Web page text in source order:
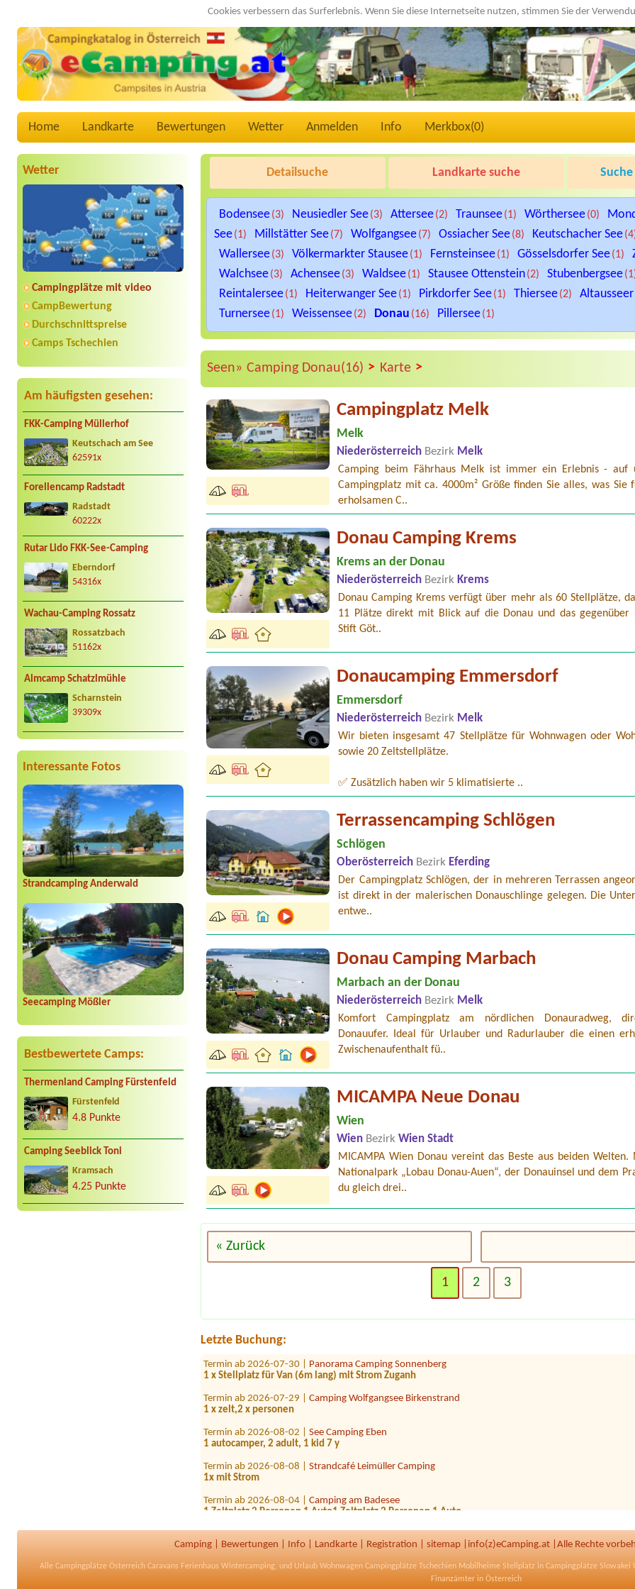
Cookies verbessern das Surferlebnis. Wenn Sie diese Internetseite nutzen, stimmen Sie der
Home Landkarte Bewertungen Wetter Anmelden Info Merkbox(0)
Wetter
Campingplätze mit video
CampBewertung
Durchschnittspreise
Camps Tschechien
Am häufigsten gesehen:
FKK-Camping Müllerhof
Keutschach am See
62591x
Forellencamp Radstadt
Radstadt
60222x
Rutar Lido FKK-See-Camping
Eberndorf
54316x
Wachau-Camping Rossatz
Rossatzbach
51162x
Almcamp Schatzlmühle
Scharnstein
39309x
Interessante Fotos
Strandcamping Anderwald
Seecamping Mößler
Bestbewertete Camps:
Thermenland Camping Fürstenfeld
Fürstenfeld
4.8 Punkte
Camping Seeblick Toni
Kramsach
4.25 Punkte
Detailsuche Landkarte suche
Bodensee(3) Neusiedler See(3) Attersee(2) Traunsee(1) Wörthersee(0)
See(1) Millstätter See(7) Wolfgangsee(7) Ossiacher See(8) Keutschacher See
Wallersee(3) Völkermarkter Stausee(1) Fernsteinsee(1) Gösselsdorfer See(1)
Walchsee(3) Achensee(3) Waldsee(1) Stausee Ottenstein(2) Stubenbergsee
Reintalersee(1) Heiterwanger See(1) Pirkdorfer See(1) Thiersee(2) Altausseer
Turnersee(1) Weissensee(2) Donau (16) Pillersee(1)
Seen» Camping Donau(16) > Karte >
Campingplatz Melk
Melk
Niederösterreich Bezirk Melk
Camping beim Fährhaus Melk ist immer ein Erlebnis - auf
Campingplatz mit ca. 4000m² Größe finden Sie alles, was Sie
erholsamen C..
Donau Camping Krems
Krems an der Donau
Niederösterreich Bezirk Krems
Donau Camping Krems verfügt über mehr als 60 Stellplätze,
11 Plätze direkt mit Blick auf die Donau und das gegenüber
Stift Göt..
Donaucamping Emmersdorf
Emmersdorf
Niederösterreich Bezirk Melk
Wir bieten insgesamt 47 Stellplätze für Wohnwagen oder
sowie 20 Zeltstellplätze.
✅ Zusätzlich haben wir 5 klimatisierte ..
Terrassencamping Schlögen
Schlögen
Oberösterreich Bezirk Eferding
Der Campingplatz Schlögen, der in mehreren Terrassen
ist direkt in der malerischen Donauschlinge gelegen. Die
entwe..
Donau Camping Marbach
Marbach an der Donau
Niederösterreich Bezirk Melk
Komfort Campingplatz am nördlichen Donauradweg,
Donauufer. Ideal für Urlauber und Radurlauber die einen
Zwischenaufenthalt fü..
MICAMPA Neue Donau
Wien
Wien Bezirk Wien Stadt
MICAMPA Wien Donau vereint das Beste aus beiden Welten.
Nationalpark „Lobau Donau-Auen“, der Donauinsel und dem
du gleich drei..
« Zurück
1 2 3
Letzte Buchung:
Termin ab 2026-08-04 |Camping Alpenwelt
Termin ab 2026-07-30 |
1 x Stellplatz für Van (6m lang) mit Strom Zuganh
1 x zelt,2 x personen
1 autocamper, 2 adult, 1 kid 7 y
1x mit Strom
1 Zeltplatz 2 Personen 1 Auto1 Zeltplatz 2 Personen 1 Auto
Platz für 2 Zelte (3erwachsene, 1kind)
Camping Bewertungen Info Landkarte Registration sitemap info(z)eCamping.at | Alle Rechte
Alle Campingplätze ÖsterreichCaravans Ferienhaus Wintercamping, und Urlaub Wohnwagen Campingplätze TschechienMobilheime Stellplatz in Campingplätze Slowakei
Finanzämter in Österreich